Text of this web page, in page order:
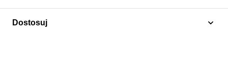
Polecamy
Dostosuj